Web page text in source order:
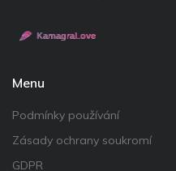
Menu
Podmínky používání
Zásady ochrany soukromí
GDPR